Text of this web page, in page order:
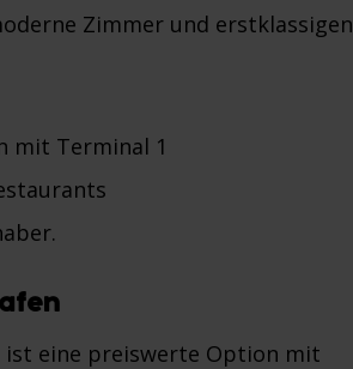
Zimmer und erstklassigen
mit Terminal 1
ist eine preiswerte Option mit